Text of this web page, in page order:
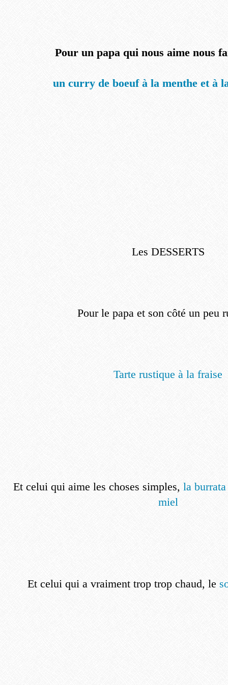
Pour un papa qui nous aime nous
un curry de boeuf à la menthe et à
Les DESSERTS
Pour le papa et son côté un peu
Tarte rustique à la fraise
Et celui qui aime les choses simples, la
miel
Et celui qui a vraiment trop trop chaud, le